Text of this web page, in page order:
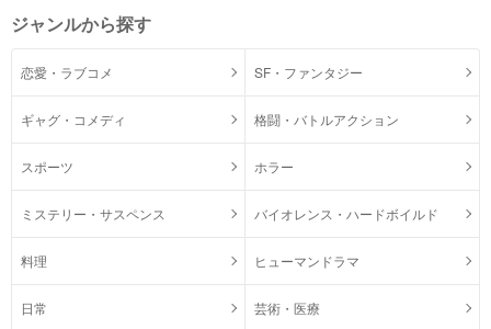
ジャンルから探す
恋愛・ラブコメ SF・ファンタジー
ギャグ・コメディ 格闘・バトルアクション
スポーツ ホラー
ミステリー・サスペンス バイオレンス・ハードボイルド
料理 ヒューマンドラマ
日常 芸術・医療